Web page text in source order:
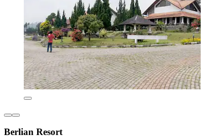
Berlian Resort